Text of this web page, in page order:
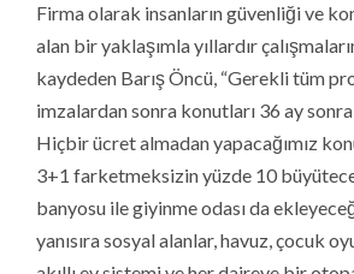
Firma olarak insanların güvenliği ve
alan bir yaklaşımla yıllardır
kaydeden Barış Öncü, “Gerekli tüm
imzalardan sonra konutları 36 ay
Hiçbir ücret almadan yapacağımız
3+1 farketmeksizin yüzde 10
banyosu ile giyinme odası da
yanısıra sosyal alanlar, havuz, çocuk